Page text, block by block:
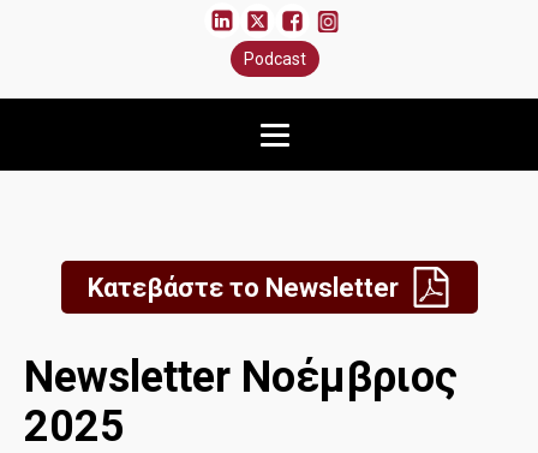
Podcast
Κατεβάστε το Newsletter
Newsletter Νοέμβριος
2025